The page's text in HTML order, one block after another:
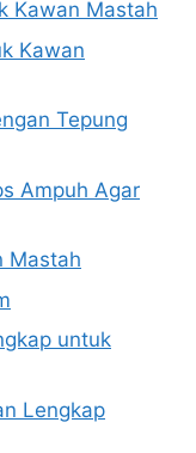
Kawan Mastah
Kawan
Tepung
Ampuh Agar
Mastah
untuk
Lengkap